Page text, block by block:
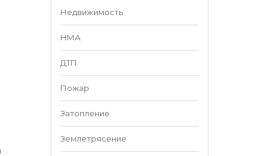
Недвижимость
НМА
ДТП
Пожар
Затопление
Землетрясение